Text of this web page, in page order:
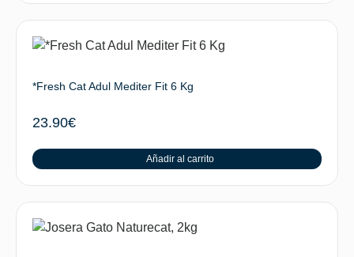
*Fresh Cat Adul Mediter Fit 6 Kg
23.90€
Añadir al carrito